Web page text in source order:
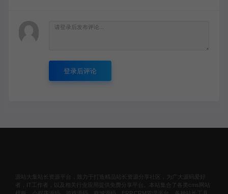
登录后评论
源站大集站长资源平台，致力于打造精品站长资源分享社区，为广大源码爱好
者，IT工作者，以及相关行业应用提供免费分享平台。本站集合了各类cms网站